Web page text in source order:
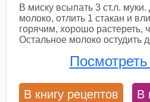
В миску всыпать 3 ст.л.
молоко, отлить 1 стакан и
горячим, хорошо растереть,
Остальное молоко остудить
В книгу рецептов В